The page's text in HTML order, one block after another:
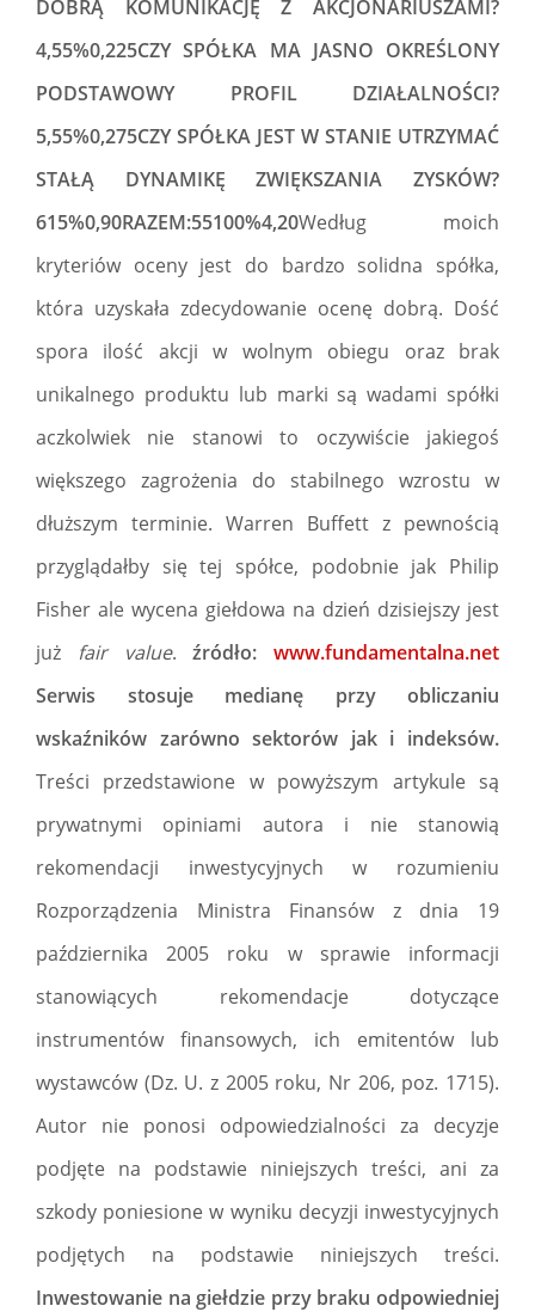
DOBRĄ KOMUNIKACJĘ Z AKCJONARIUSZAMI?
4,55%0,225CZY SPÓŁKA MA JASNO OKREŚLONY
PODSTAWOWY PROFIL DZIAŁALNOŚCI?
5,55%0,275CZY SPÓŁKA JEST W STANIE UTRZYMAĆ
STAŁĄ DYNAMIKĘ ZWIĘKSZANIA ZYSKÓW?
615%0,90RAZEM:55100%4,20Według moich
kryteriów oceny jest do bardzo solidna spółka,
która uzyskała zdecydowanie ocenę dobrą. Dość
spora ilość akcji w wolnym obiegu oraz brak
unikalnego produktu lub marki są wadami spółki
aczkolwiek nie stanowi to oczywiście jakiegoś
większego zagrożenia do stabilnego wzrostu w
dłuższym terminie. Warren Buffett z pewnością
przyglądałby się tej spółce, podobnie jak Philip
Fisher ale wycena giełdowa na dzień dzisiejszy jest
już
fair value.źródło: www.fundamentalna.net
Serwis stosuje medianę przy obliczaniu
wskaźników zarówno sektorów jak i indeksów.
Treści przedstawione w powyższym artykule są
prywatnymi opiniami autora i nie stanowią
rekomendacji inwestycyjnych w rozumieniu
Rozporządzenia Ministra Finansów z dnia 19
października 2005 roku w sprawie informacji
stanowiących rekomendacje dotyczące
instrumentów finansowych, ich emitentów lub
wystawców (Dz. U. z 2005 roku, Nr 206, poz. 1715).
Autor nie ponosi odpowiedzialności za decyzje
podjęte na podstawie niniejszych treści, ani za
szkody poniesione w wyniku decyzji inwestycyjnych
podjętych na podstawie niniejszych treści.
Inwestowanie na giełdzie przy braku odpowiedniej